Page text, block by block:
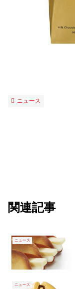
ニュース
関連記事
ニュース
ニュース